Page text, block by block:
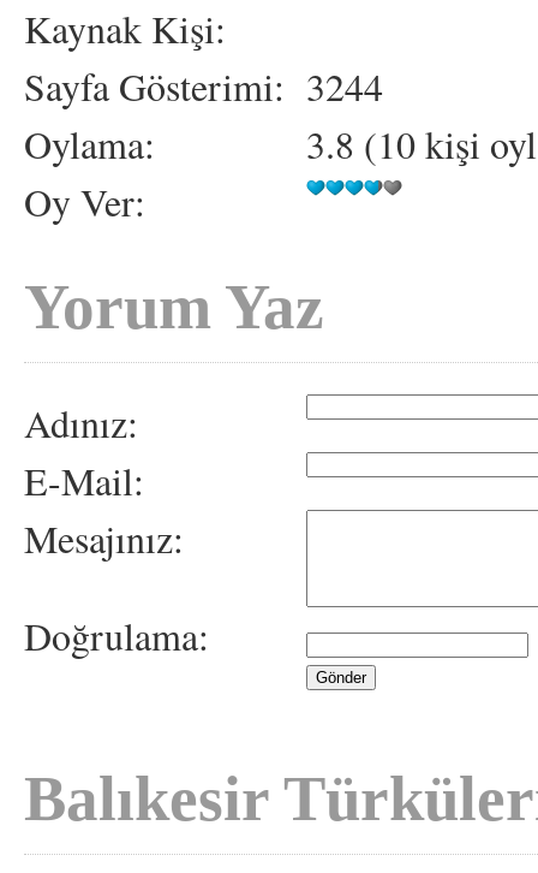
Kaynak Kişi:
Sayfa Gösterimi: 3244
Oylama:
3.8 (10 kişi
Oy Ver:
Yorum Yaz
Adınız:
E-Mail:
Mesajınız:
Doğrulama:
Balıkesir